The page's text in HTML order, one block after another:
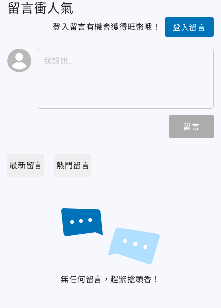
留言衝人氣
登入留言有機會獲得旺幣哦！ 登入留言
留言
最新留言 熱門留言
無任何留言，趕緊搶頭香！